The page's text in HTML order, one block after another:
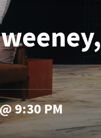
9:30 PM